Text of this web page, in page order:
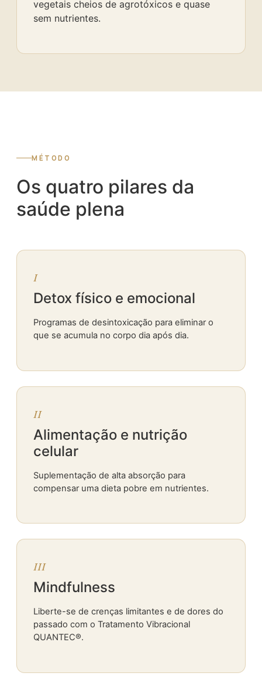
vegetais cheios de agrotóxicos e quase
sem nutrientes.
MÉTODO
Os quatro pilares da
saúde plena
I
Detox físico e emocional
Programas de desintoxicação para eliminar o
que se acumula no corpo dia após dia.
II
Alimentação e nutrição
celular
Suplementação de alta absorção para
compensar uma dieta pobre em nutrientes.
III
Mindfulness
Liberte-se de crenças limitantes e de dores do
passado com o Tratamento Vibracional
QUANTEC®.